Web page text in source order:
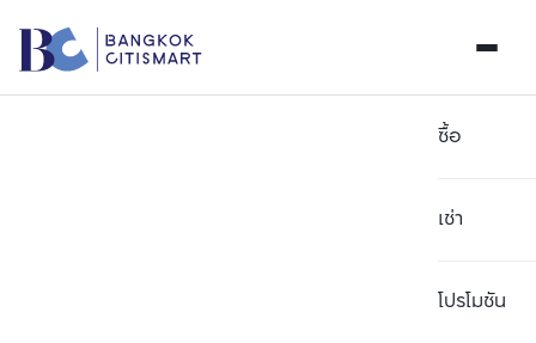
ซื้อ
เช่า
โปรโมชัน